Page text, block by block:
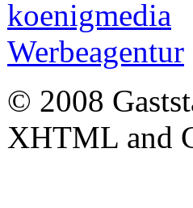
© 2008
XHTML and